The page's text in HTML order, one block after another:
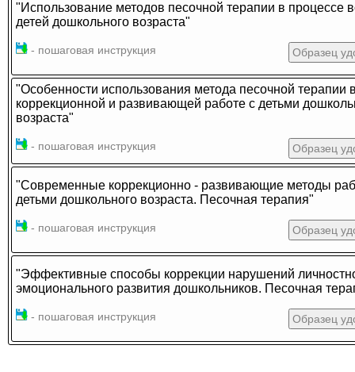
"Использование методов песочной терапии в процессе
детей дошкольного возраста"
- пошаговая инструкция Образец
"Особенности использования метода песочной терапии
коррекционной и развивающей работе с детьми
возраста"
- пошаговая инструкция Образец
"Современные коррекционно - развивающие методы
детьми дошкольного возраста. Песочная терапия"
- пошаговая инструкция Образец
"Эффективные способы коррекции нарушений
эмоционального развития дошкольников. Песочная
- пошаговая инструкция Образец